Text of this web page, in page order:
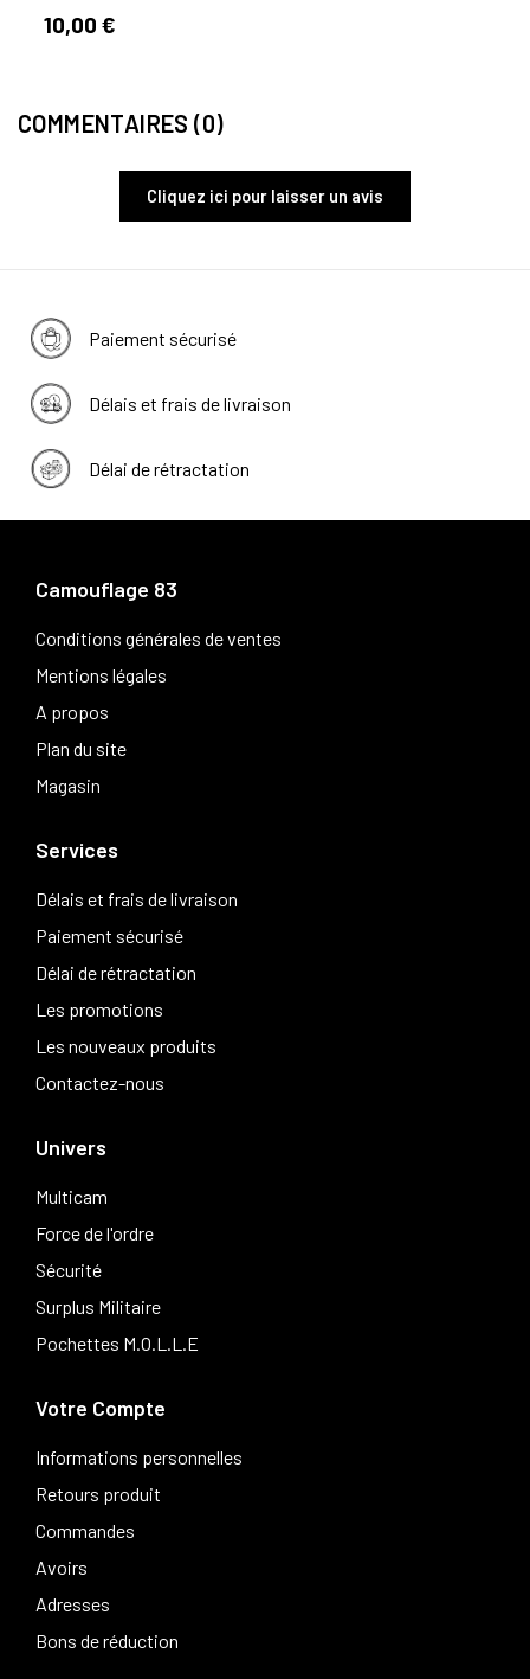
10,00 €
COMMENTAIRES (0)
Cliquez ici pour laisser un avis
Paiement sécurisé
Délais et frais de livraison
Délai de rétractation
Camouflage 83
Conditions générales de ventes
Mentions légales
A propos
Plan du site
Magasin
Services
Délais et frais de livraison
Paiement sécurisé
Délai de rétractation
Les promotions
Les nouveaux produits
Contactez-nous
Univers
Multicam
Force de l'ordre
Sécurité
Surplus Militaire
Pochettes M.O.L.L.E
Votre Compte
Informations personnelles
Retours produit
Commandes
Avoirs
Adresses
Bons de réduction